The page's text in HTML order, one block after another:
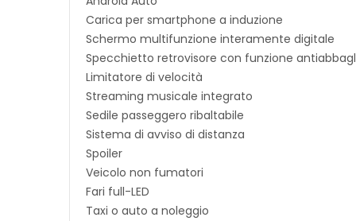
Carica per smartphone a induzione
Schermo multifunzione interamente digitale
Specchietto retrovisore con funzione
Limitatore di velocità
Streaming musicale integrato
Sedile passeggero ribaltabile
Sistema di avviso di distanza
Spoiler
Veicolo non fumatori
Fari full-LED
Taxi o auto a noleggio